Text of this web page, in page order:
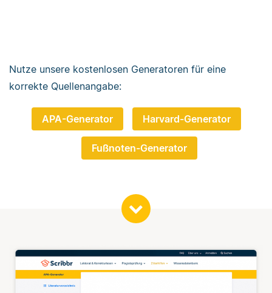
Nutze unsere kostenlosen Generatoren für eine
korrekte Quellenangabe:
APA-Generator Harvard-Generator
Fußnoten-Generator